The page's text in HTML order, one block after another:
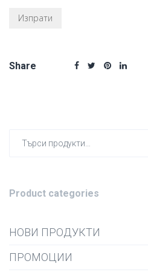
Share
Product categories
НОВИ ПРОДУКТИ
ПРОМОЦИИ